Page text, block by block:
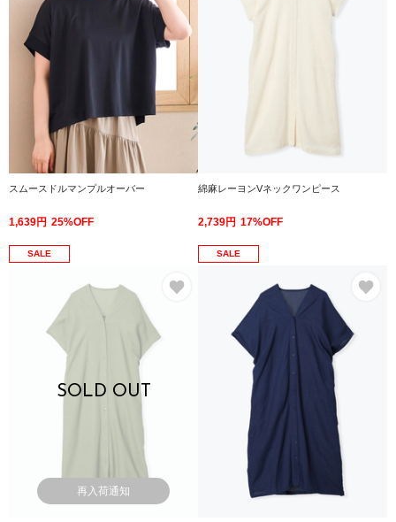
スムースドルマンプルオーバー
1,639円 25%OFF
綿麻レーヨンVネックワンピース
2,739円 17%OFF
SALE
SOLD OUT
再入荷通知
SALE